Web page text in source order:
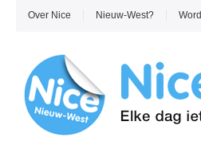
Over Nice Nieuw-West?